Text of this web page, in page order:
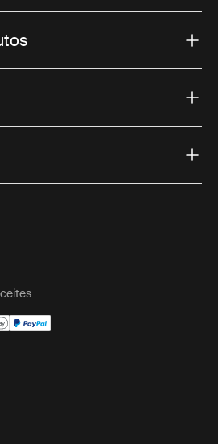
(external link)
Instagram (external link)
on Youtube (external